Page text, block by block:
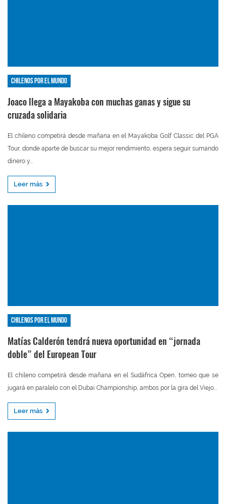
Chilenos por el mundo
Joaco llega a Mayakoba con muchas ganas y sigue su
cruzada solidaria
El chileno competirá desde mañana en el Mayakoba Golf Classic del PGA
Tour, donde aparte de buscar su mejor rendimiento, espera seguir sumando
dinero y...
Leer más
Chilenos por el mundo
Matías Calderón tendrá nueva oportunidad en “jornada
doble” del European Tour
El chileno competirá desde mañana en el Sudáfrica Open, torneo que se
jugará en paralelo con el Dubai Championship, ambos por la gira del Viejo...
Leer más